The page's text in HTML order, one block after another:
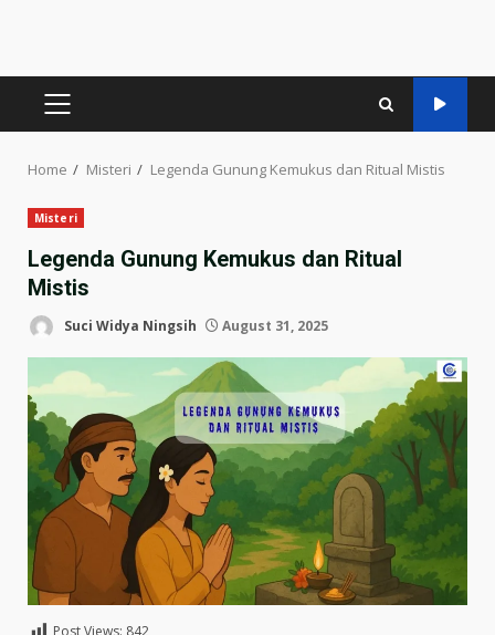
PRIMARY
Home Misteri Legenda Gunung Kemukus dan Ritual Mistis
Misteri
Legenda Gunung Kemukus dan Ritual
Mistis
Suci Widya Ningsih August 31, 2025
Post Views: 842